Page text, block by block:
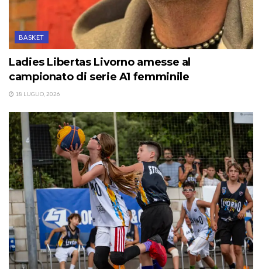
BASKET
Ladies Libertas Livorno amesse al
campionato di serie A1 femminile
18 LUGLIO, 2026